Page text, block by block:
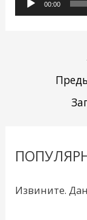
00:00
Извините.